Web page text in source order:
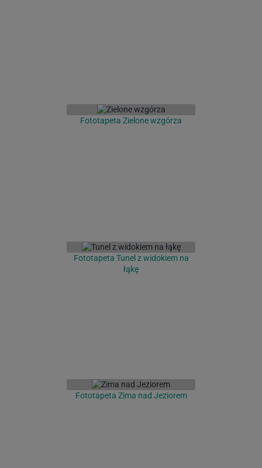
Fototapeta Zielone wzgórza
Fototapeta Tunel z widokiem na
łąkę
Fototapeta Zima nad Jeziorem